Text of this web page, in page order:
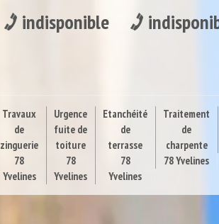
indisponible
Travaux
de
zinguerie
78
Yvelines
Urgence
fuite de
toiture
78
Yvelines
Etanchéité
de
terrasse
78
Yvelines
Traitement
de
charpente
78 Yvelines